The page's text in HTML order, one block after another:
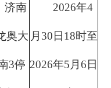
济南
奥大
3停
2026年4
月30日18时至
2026年5 月6日